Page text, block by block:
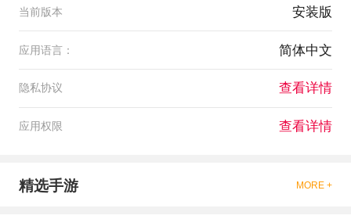
当前版本 安装版
应用语言： 简体中文
隐私协议 查看详情
应用权限 查看详情
精选手游 MORE +